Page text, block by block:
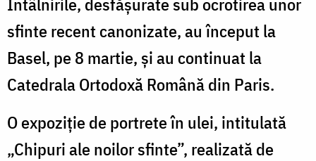
sfinte recent canonizate, au început la
Basel, pe 8 martie, și au continuat la
Catedrala Ortodoxă Română din Paris.
O expoziție de portrete în ulei, intitulată
„Chipuri ale noilor sfinte”, realizată de